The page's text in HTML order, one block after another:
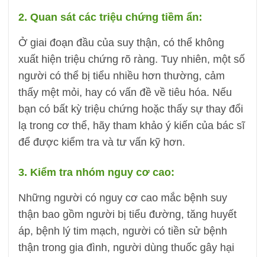
2. Quan sát các triệu chứng tiềm ẩn:
Ở giai đoạn đầu của suy thận, có thể không
xuất hiện triệu chứng rõ ràng. Tuy nhiên, một số
người có thể bị tiểu nhiều hơn thường, cảm
thấy mệt mỏi, hay có vấn đề về tiêu hóa. Nếu
bạn có bất kỳ triệu chứng hoặc thấy sự thay đổi
lạ trong cơ thể, hãy tham khảo ý kiến ​​của bác sĩ
để được kiểm tra và tư vấn kỹ hơn.
3. Kiểm tra nhóm nguy cơ cao:
Những người có nguy cơ cao mắc bệnh suy
thận bao gồm người bị tiểu đường, tăng huyết
áp, bệnh lý tim mạch, người có tiền sử bệnh
thận trong gia đình, người dùng thuốc gây hại